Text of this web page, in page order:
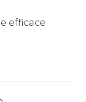
efficace